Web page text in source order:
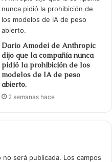
Dario Amodei de Anthropic
dijo que la compañía nunca
pidió la prohibición de los
modelos de IA de peso
abierto.
2 semanas hace
será publicada. Los campos